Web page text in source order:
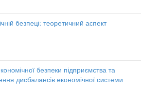
безпеці: теоретичний аспект
безпеки підприємства та
дисбалансів економічної системи